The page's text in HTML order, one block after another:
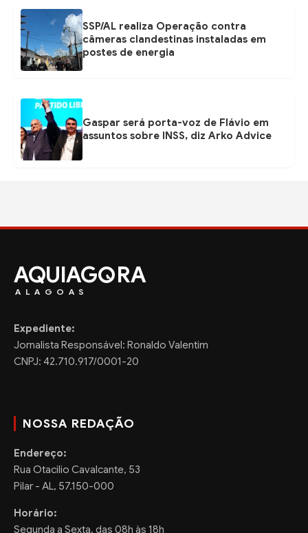
SSP/AL realiza Operação contra
câmeras clandestinas instaladas em
postes de energia
Gaspar será porta-voz de Flávio em
assuntos sobre INSS, diz Arko Advice
AQUIAG RA
ALAGOAS
Expediente:
Jornalista Responsável: Ronaldo Valentim
CNPJ: 42.710.917/0001-20
NOSSA REDAÇÃO
Endereço:
Rua Otacilio Cavalcante, 53
Pilar - AL, 57.150-000
Horário:
Segunda a Sexta, das 08h às 18h